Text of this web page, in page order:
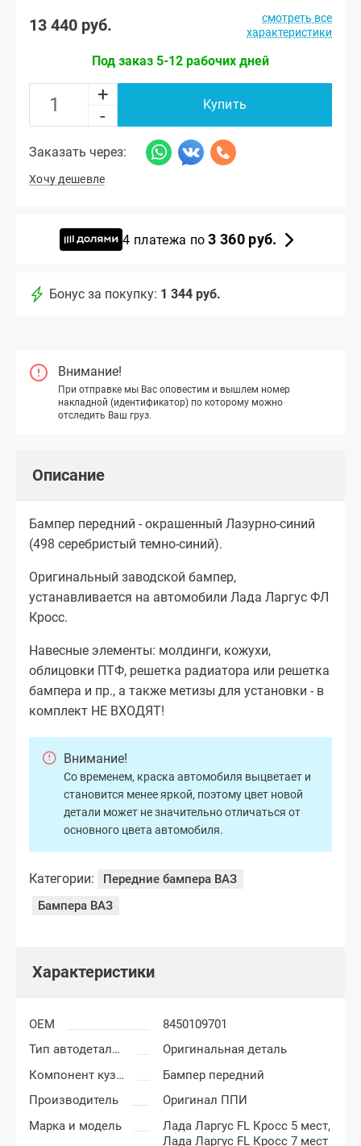
13 440 руб.
смотреть все
характеристики
Под заказ 5-12 рабочих дней
+
-
Купить
Заказать через:
Хочу дешевле
4 платежа по3 360 руб.
Бонус за покупку: 1 344 руб.
Внимание!
При отправке мы Вас оповестим и вышлем номер
накладной (идентификатор) по которому можно
отследить Ваш груз.
Описание
Бампер передний - окрашенный Лазурно-синий
(498 серебристый темно-синий).
Оригинальный заводской бампер,
устанавливается на автомобили Лада Ларгус ФЛ
Кросс.
Навесные элементы: молдинги, кожухи,
облицовки ПТФ, решетка радиатора или решетка
бампера и пр., а также метизы для установки - в
комплект НЕ ВХОДЯТ!
Внимание!
Со временем, краска автомобиля выцветает и
становится менее яркой, поэтому цвет новой
детали может не значительно отличаться от
основного цвета автомобиля.
Категории:
Передние бампера ВАЗ
Бампера ВАЗ
Характеристики
OEM
8450109701
Тип автодеталей
Оригинальная деталь
Компонент кузова
Бампер передний
Производитель
Оригинал ППИ
Марка и модель
Лада Ларгус FL Кросс 5 мест,
Лада Ларгус FL Кросс 7 мест